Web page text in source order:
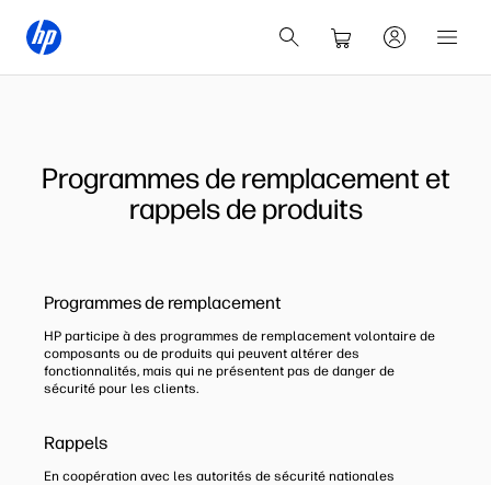
Programmes de remplacement et
rappels de produits
Programmes de remplacement
HP participe à des programmes de remplacement volontaire de
composants ou de produits qui peuvent altérer des
fonctionnalités, mais qui ne présentent pas de danger de
sécurité pour les clients.
Rappels
En coopération avec les autorités de sécurité nationales